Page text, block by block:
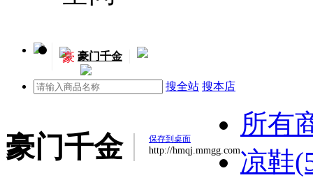
豪 豪门千金
搜全站 搜本店
豪门千金 保存到桌面
http://hmqj.mmgg.com
所有
凉鞋